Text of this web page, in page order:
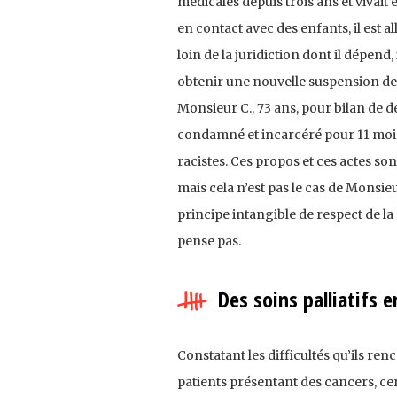
en contact avec des enfants, il est
loin de la juridiction dont il dépend,
obtenir une nouvelle suspension
Monsieur C., 73 ans, pour bilan de
condamné et incarcéré pour 11
racistes. Ces propos et ces actes
mais cela n’est pas le cas de
principe intangible de respect de la
pense pas.
Des soins palliatifs
Constatant les difficultés qu’ils
patients présentant des cancers,